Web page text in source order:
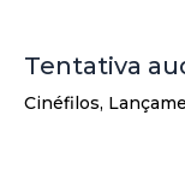
Tentativa
Cinéfilos,